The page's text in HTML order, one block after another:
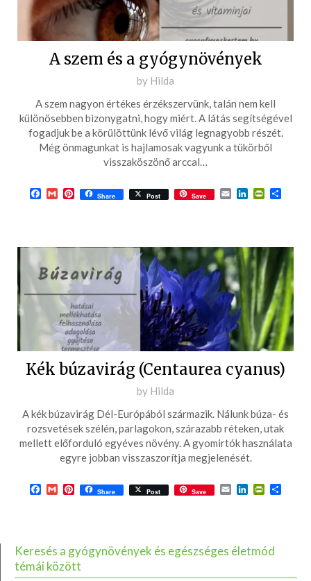
A szem és a gyógynövények
Posted
2017-
02-
08
by Hilda
A szem nagyon értékes érzékszervünk, talán nem kell
különösebben bizonygatni, hogy miért. A látás segítségével
fogadjuk be a körülöttünk lévő világ legnagyobb részét.
Még önmagunkat is hajlamosak vagyunk a tükörből
visszaköszönő arccal…
Facebook
GmailPinterest
Share Post Save EmailLinkedIn
Kék búzavirág (Centaurea cyanus)
Posted
on
2016-
07-
18
by Hilda
A kék búzavirág Dél-Európából származik. Nálunk búza- és
rozsvetések szélén, parlagokon, szárazabb réteken, utak
mellett előforduló egyéves növény. A gyomirtók használata
egyre jobban visszaszorítja megjelenését.
Facebook
GmailPinterest
Share Post Save EmailLinkedIn
Keresés a gyógynövények és egészséges életmód
témái között